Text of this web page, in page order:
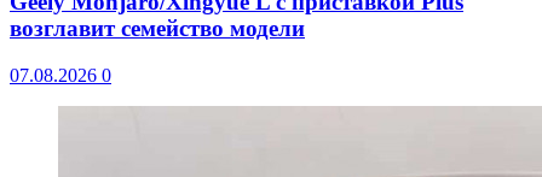
возглавит семейство модели
07.08.2026 0